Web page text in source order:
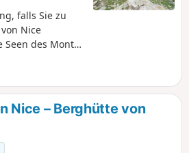
falls Sie zu
Nice
Seen des Mont
sind
allgegenwärtig.
noch vereist
markiert, aber
Hinweise
und auf den
Nice – Berghütte von